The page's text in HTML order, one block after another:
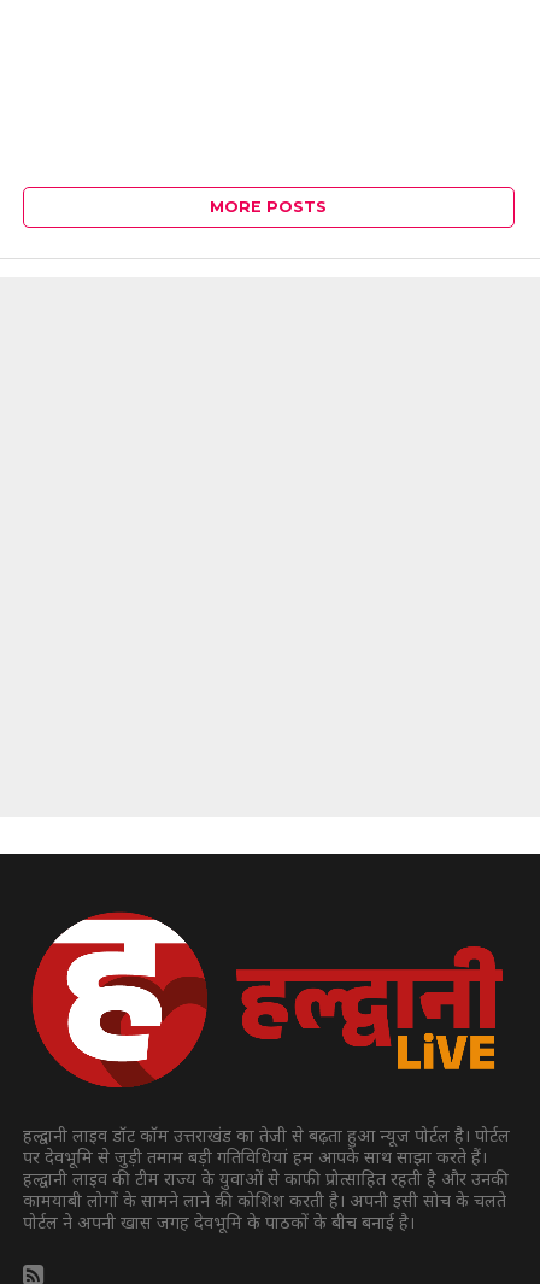
MORE POSTS
हल्द्वानी लाइव डॉट कॉम उत्तराखंड का तेजी से बढ़ता हुआ न्यूज पोर्टल है। पोर्टल
पर देवभूमि से जुड़ी तमाम बड़ी गतिविधियां हम आपके साथ साझा करते हैं।
हल्द्वानी लाइव की टीम राज्य के युवाओं से काफी प्रोत्साहित रहती है और उनकी
कामयाबी लोगों के सामने लाने की कोशिश करती है। अपनी इसी सोच के चलते
पोर्टल ने अपनी खास जगह देवभूमि के पाठकों के बीच बनाई है।